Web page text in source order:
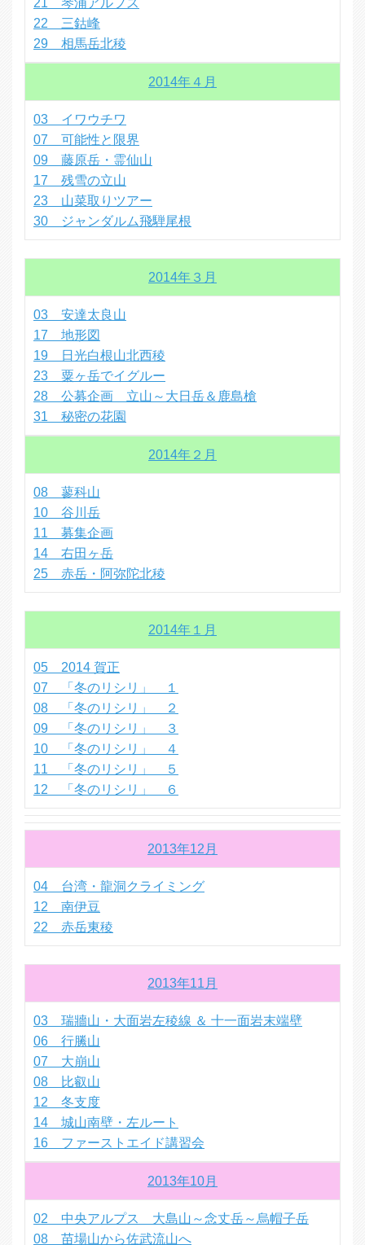
22 三鈷峰
29 相馬岳北稜
2014年４月
03 イワウチワ
07 可能性と限界
09 藤原岳・霊仙山
17 残雪の立山
23 山菜取りツアー
30 ジャンダルム飛騨尾根
2014年３月
03 安達太良山
17 地形図
19 日光白根山北西稜
23 粟ヶ岳でイグルー
28 公募企画 立山～大日岳＆鹿島槍
31 秘密の花園
2014年２月
08 蓼科山
10 谷川岳
11 募集企画
14 右田ヶ岳
25 赤岳・阿弥陀北稜
2014年１月
05 2014 賀正
07 「冬のリシリ」 １
08 「冬のリシリ」 ２
09 「冬のリシリ」 ３
10 「冬のリシリ」 ４
11 「冬のリシリ」 ５
12 「冬のリシリ」 ６
2013年12月
04 台湾・龍洞クライミング
12 南伊豆
22 赤岳東稜
2013年11月
03 瑞牆山・大面岩左稜線 ＆ 十一面岩末端壁
06 行縢山
07 大崩山
08 比叡山
12 冬支度
14 城山南壁・左ルート
16 ファーストエイド講習会
2013年10月
02 中央アルプス 大島山～念丈岳～烏帽子岳
08 苗場山から佐武流山へ